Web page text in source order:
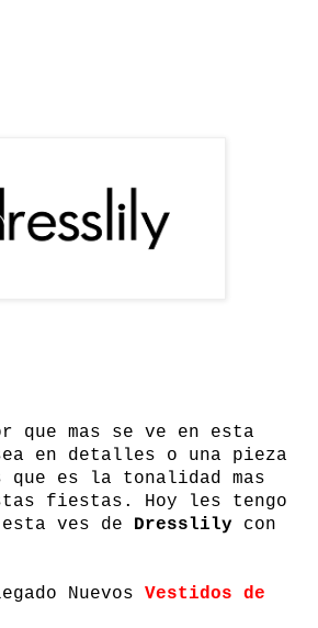
que mas se ve en esta
en detalles o una pieza
que es la tonalidad mas
fiestas. Hoy les tengo
ves de Dresslily con
Nuevos Vestidos de